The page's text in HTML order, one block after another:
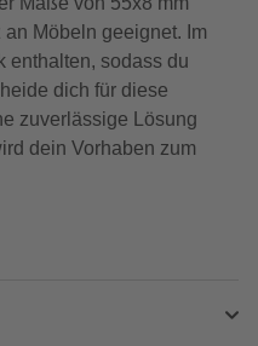
Möbeln geeignet. Im
enthalten, sodass du
dich für diese
zuverlässige Lösung
dein Vorhaben zum